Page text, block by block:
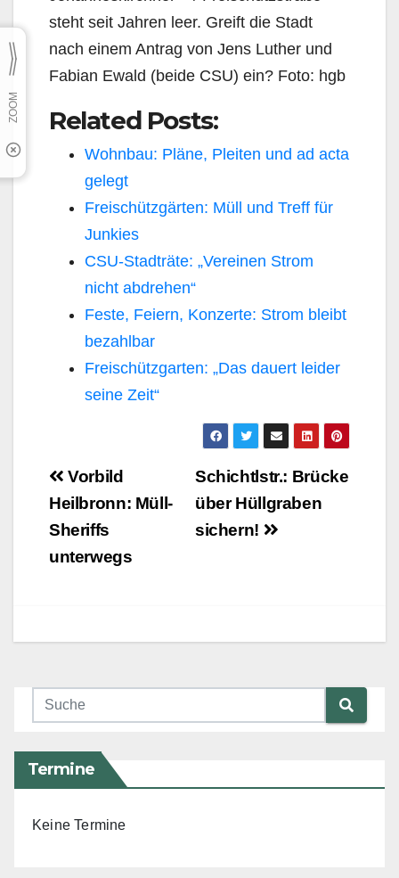
steht seit Jahren leer. Greift die Stadt
nach einem Antrag von Jens Luther und
Fabian Ewald (beide CSU) ein? Foto: hgb
Related Posts:
Wohnbau: Pläne, Pleiten und ad acta
gelegt
Freischützgärten: Müll und Treff für
Junkies
CSU-Stadträte: „Vereinen Strom
nicht abdrehen“
Feste, Feiern, Konzerte: Strom bleibt
bezahlbar
Freischützgarten: „Das dauert leider
seine Zeit“
Beitragsnavigation
Schichtlstr.: Brücke
über Hüllgraben
sichern!
Vorbild
Heilbronn: Müll-
Sheriffs
unterwegs
Termine
Keine Termine